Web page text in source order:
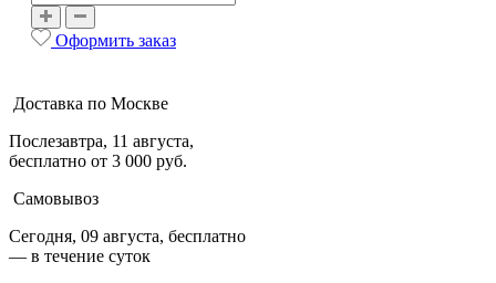
Оформить заказ
Доставка по Москве
Послезавтра, 11 августа,
бесплатно от 3 000 руб.
Самовывоз
Сегодня, 09 августа, бесплатно
— в течение суток